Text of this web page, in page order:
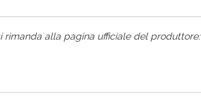
alla pagina ufficiale del produttore: